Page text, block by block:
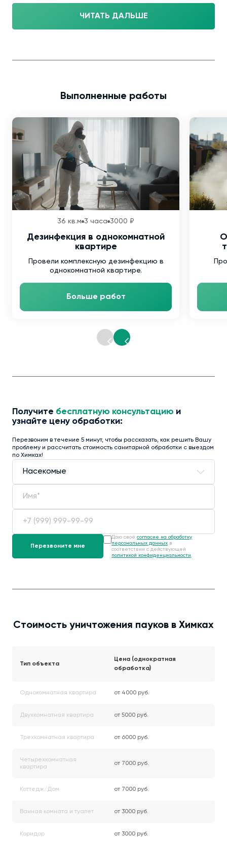
ЧИТАТЬ ДАЛЬШЕ
Выполненные работы
36 кв.м 3 часа 3000 ₽
Дезинфекция в однокомнатной
квартире
Провели комплексную дезинфекцию в
однокомнатной квартире.
Больше работ
Получите бесплатную консультацию и
узнайте цену обработки:
Перезвоним в течение 5 минут, чтобы рассказать, как решить Вашу
проблему и рассчитать стоимость санитарной обработки с выездом
по Химках!
Даю своё согласие на обработку
персональных данных в
соответствии с действующей
политикой конфиденциальности .
Стоимость уничтожения пауков в Химках
Тип объекта
Цена (однократная
обработка)
Однокомнатная квартира от 4000 руб.
Двухкомнатная квартира от 5000 руб.
Трехкомнатная квартира от 6000 руб.
Четырехкомнатная
квартира
от 7000 руб.
Коттедж/Дом от 7000 руб.
Ванная комната и туалет от 3000 руб.
Коридор от 3000 руб.